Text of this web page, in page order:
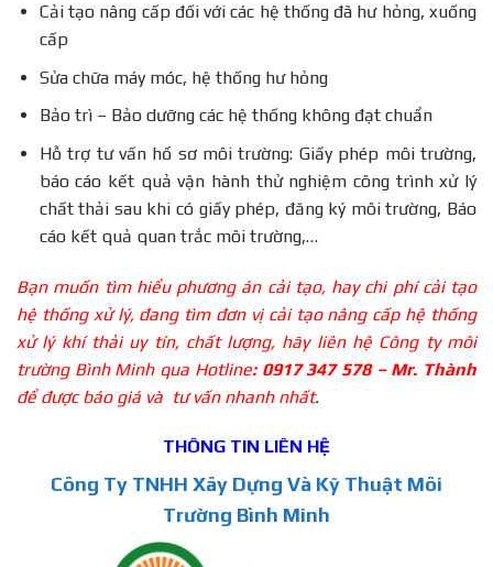
Cải tạo nâng cấp đối với các hệ thống đã hư hỏng, xuống
cấp
Sửa chữa máy móc, hệ thống hư hỏng
Bảo trì – Bảo dưỡng các hệ thống không đạt chuẩn
Hỗ trợ tư vấn hồ sơ môi trường: Giấy phép môi trường,
báo cáo kết quả vận hành thử nghiệm công trình xử lý
chất thải sau khi có giấy phép, đăng ký môi trường, Báo
cáo kết quả quan trắc môi trường,…
Bạn muốn tìm hiểu phương án cải tạo, hay chi phí cải tạo
hệ thống xử lý, đang tìm đơn vị cải tạo nâng cấp hệ thống
xử lý khí thải uy tín, chất lượng, hãy liên hệ Công ty môi
trường Bình Minh qua Hotline: 0917 347 578 – Mr. Thành
để được báo giá và tư vấn nhanh nhất.
THÔNG TIN LIÊN HỆ
Công Ty TNHH Xây Dựng Và Kỹ Thuật Môi
Trường Bình Minh